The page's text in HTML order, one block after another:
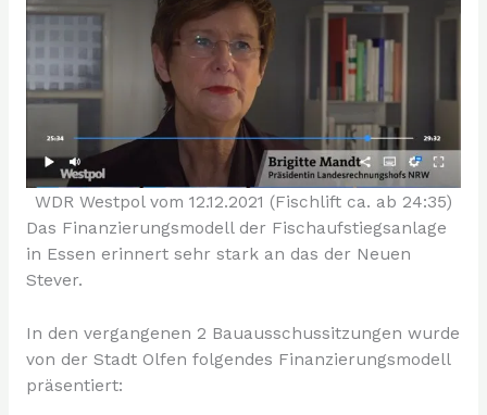
WDR Westpol vom 12.12.2021 (Fischlift ca. ab 24:35)
Das Finanzierungsmodell der Fischaufstiegsanlage
in Essen erinnert sehr stark an das der Neuen
Stever.
In den vergangenen 2 Bauausschussitzungen wurde
von der Stadt Olfen folgendes Finanzierungsmodell
präsentiert: